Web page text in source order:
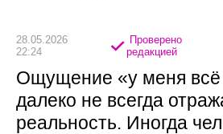
28.05.2026
22:24
Проверено
редакцией
Ощущение «у меня всё
далеко не всегда
реальность. Иногда